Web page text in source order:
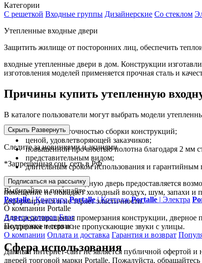
Категории
С решеткой Входные группы Дизайнерские Со стеклом
Утепленные входные двери
Защитить жилище от посторонних лиц, обеспечить
входные утепленные двери в дом. Конструкции
изготовления моделей применяется прочная сталь и
Причины купить утепленную
В каталоге пользователи могут выбрать модели
качеством и точностью сборки конструкций;
ценой, удовлетворяющей заказчиков;
повышенной прочностью полотна благодаря 2 мм
представительным видом;
длительным сроком использования и гарантийным
Купить утепленную входную дверь предоставляется
помещение не попадает холодный воздух, шум, запахи и
деформируется и не теряет эластичности.
Для предотвращения промерзания конструкции,
внутреннее тепло и не пропускающие звуки с улицы.
Сфера использования
Скрыть Развернуть
Следите за новинками и акциями
*Запрещенная соц. сеть в РФ
Подписаться на рассылку
Выбирайте и покупайте
Portalle |Квартира Portalle |Коттедж Portalle | Электра
О компании Portalle
Адреса салонов Блог
Поддержка и сервис
О компании Оплата и доставка Гарантия и возврат
Данный интернет-сайт не является публичной офертой
дверей торговой марки Portalle. Пожалуйста,